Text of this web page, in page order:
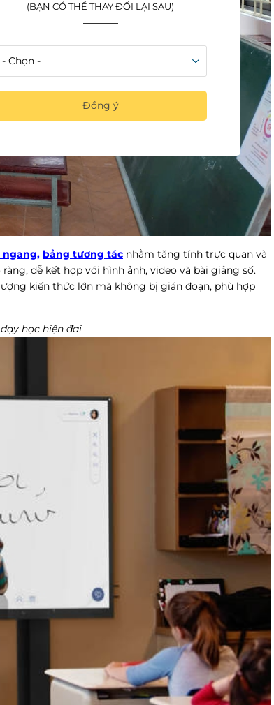
ngang, bảng tương tác nhằm tăng tính trực quan và
dễ kết hợp với hình ảnh, video và bài giảng số.
kiến thức lớn mà không bị gián đoạn, phù hợp
học hiện đại
(BẠN CÓ THỂ THAY ĐỔI LẠI SAU)
Đồng ý